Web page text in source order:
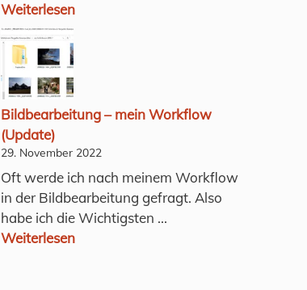
Weiterlesen
Bildbearbeitung – mein Workflow
(Update)
29. November 2022
Oft werde ich nach meinem Workflow
in der Bildbearbeitung gefragt. Also
habe ich die Wichtigsten ...
Weiterlesen